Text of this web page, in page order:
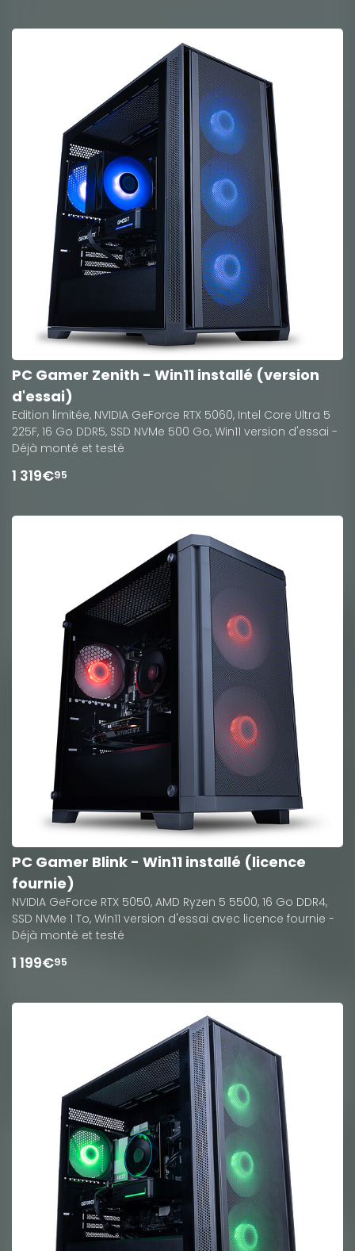
PC Gamer Zenith - Win11 installé (version
d'essai)
Edition limitée, NVIDIA GeForce RTX 5060, Intel Core Ultra 5
225F, 16 Go DDR5, SSD NVMe 500 Go, Win11 version d'essai -
Déjà monté et testé
1 319€95
PC Gamer Blink - Win11 installé (licence
fournie)
NVIDIA GeForce RTX 5050, AMD Ryzen 5 5500, 16 Go DDR4,
SSD NVMe 1 To, Win11 version d'essai avec licence fournie -
Déjà monté et testé
1 199€95